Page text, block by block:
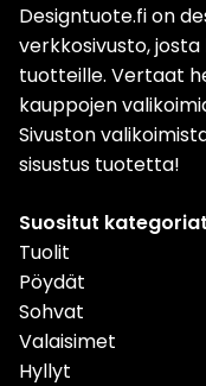
Designtuote.fi on
verkkosivusto,
tuotteille. Vertaat
kauppojen
Sivuston
sisustus tuotetta!
Suositut kategoriat
Tuolit
Pöydät
Sohvat
Valaisimet
Hyllyt